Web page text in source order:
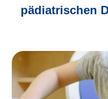
pädiatrischen